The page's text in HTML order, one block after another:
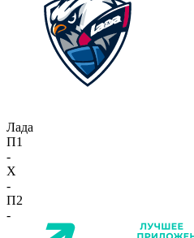
Лада
П1
-
X
-
П2
-